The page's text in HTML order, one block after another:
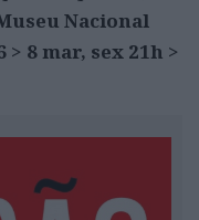
Nacional
8 mar, sex 21h >